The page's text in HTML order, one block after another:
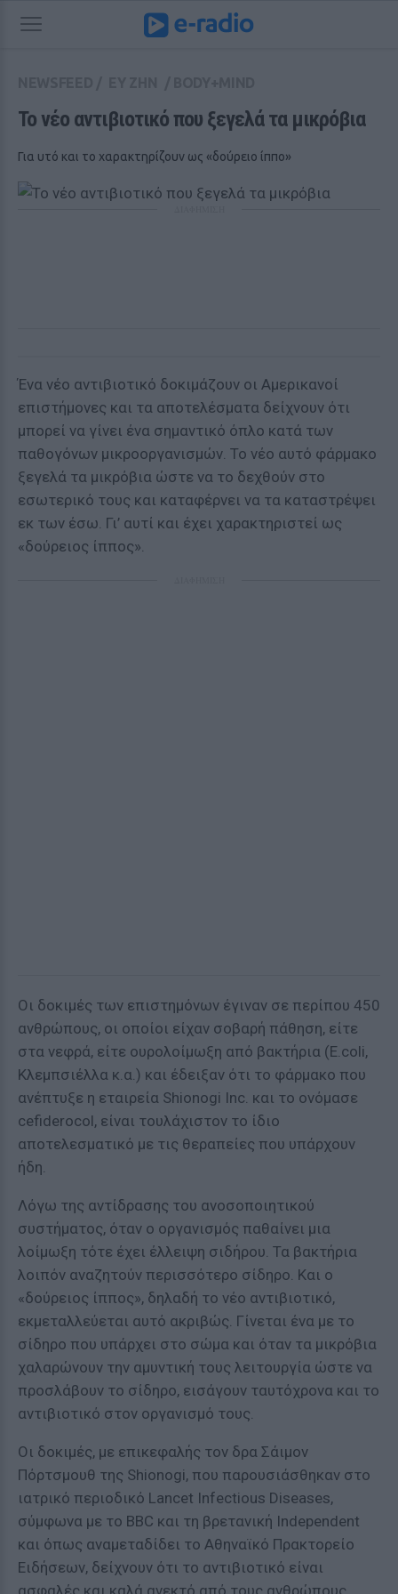
Το νέο αντιβιοτικό που ξεγελά τα μικρόβια
Για υτό και το χαρακτηρίζουν ως «δούρειο ίππο»
Ένα νέο αντιβιοτικό δοκιμάζουν οι Αμερικανοί
επιστήμονες και τα αποτελέσματα δείχνουν ότι
μπορεί να γίνει ένα σημαντικό όπλο κατά των
παθογόνων μικροοργανισμών. Το νέο αυτό φάρμακο
ξεγελά τα μικρόβια ώστε να το δεχθούν στο
εσωτερικό τους και καταφέρνει να τα καταστρέψει
εκ των έσω. Γι’ αυτί και έχει χαρακτηριστεί ως
«δούρειος ίππος».
Οι δοκιμές των επιστημόνων έγιναν σε περίπου 450
ανθρώπους, οι οποίοι είχαν σοβαρή πάθηση, είτε
στα νεφρά, είτε ουρολοίμωξη από βακτήρια (E.coli,
Κλεμπσιέλλα κ.α.) και έδειξαν ότι το φάρμακο που
ανέπτυξε η εταιρεία Shionogi Inc. και το ονόμασε
cefiderocol, είναι τουλάχιστον το ίδιο
αποτελεσματικό με τις θεραπείες που υπάρχουν
ήδη.
Λόγω της αντίδρασης του ανοσοποιητικού
συστήματος, όταν ο οργανισμός παθαίνει μια
λοίμωξη τότε έχει έλλειψη σιδήρου. Τα βακτήρια
λοιπόν αναζητούν περισσότερο σίδηρο. Και ο
«δούρειος ίππος», δηλαδή το νέο αντιβιοτικό,
εκμεταλλεύεται αυτό ακριβώς. Γίνεται ένα με το
σίδηρο που υπάρχει στο σώμα και όταν τα μικρόβια
χαλαρώνουν την αμυντική τους λειτουργία ώστε να
προσλάβουν το σίδηρο, εισάγουν ταυτόχρονα και το
αντιβιοτικό στον οργανισμό τους.
Οι δοκιμές, με επικεφαλής τον δρα Σάιμον
Πόρτσμουθ της Shionogi, που παρουσιάσθηκαν στο
ιατρικό περιοδικό Lancet Infectious Diseases,
σύμφωνα με το BBC και τη βρετανική Independent
και όπως αναμεταδίδει το Αθηναϊκό Πρακτορείο
Ειδήσεων, δείχνουν ότι το αντιβιοτικό είναι
ασφαλές και καλά ανεκτό από τους ανθρώπους.